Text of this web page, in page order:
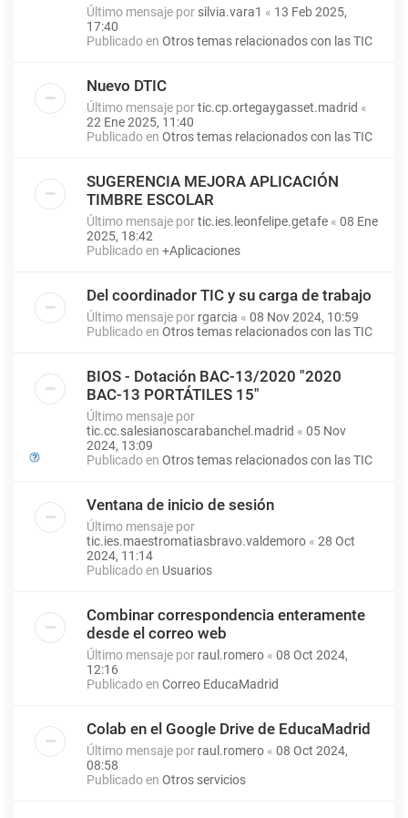
Último mensaje por silvia.vara1 « 13 Feb 2025,
17:40
Publicado en Otros temas relacionados con las TIC
Nuevo DTIC
Último mensaje portic.cp.ortegaygasset.madrid «
22 Ene 2025, 11:40
Publicado en Otros temas relacionados con las TIC
SUGERENCIA MEJORA APLICACIÓN
TIMBRE ESCOLAR
Último mensaje portic.ies.leonfelipe.getafe « 08 Ene
2025, 18:42
Publicado en +Aplicaciones
Del coordinador TIC y su carga de trabajo
Último mensaje por rgarcia « 08 Nov 2024, 10:59
Publicado en Otros temas relacionados con las TIC
BIOS - Dotación BAC-13/2020 "2020
BAC-13 PORTÁTILES 15"
Último mensaje por
tic.cc.salesianoscarabanchel.madrid « 05 Nov
2024, 13:09
Publicado en Otros temas relacionados con las TIC
Ventana de inicio de sesión
Último mensaje por
tic.ies.maestromatiasbravo.valdemoro « 28 Oct
2024, 11:14
Publicado en Usuarios
Combinar correspondencia enteramente
desde el correo web
Último mensaje por raul.romero « 08 Oct 2024,
12:16
Publicado en Correo EducaMadrid
Colab en el Google Drive de EducaMadrid
Último mensaje por raul.romero « 08 Oct 2024,
08:58
Publicado en Otros servicios